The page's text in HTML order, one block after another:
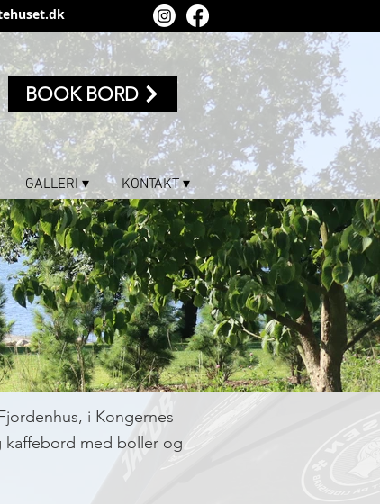
BOOK BORD
GALLERI ▾ KONTAKT ▾
i Kongernes
kaffebord med boller og